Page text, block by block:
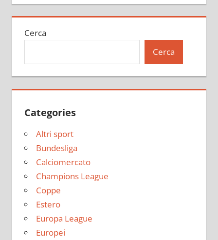
Cerca
Cerca
Categories
Altri sport
Bundesliga
Calciomercato
Champions League
Coppe
Estero
Europa League
Europei